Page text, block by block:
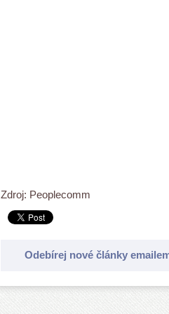
Zdroj: Peoplecomm
Odebírej nové články